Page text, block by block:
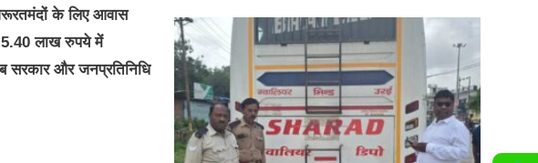
के लिए आवास
5.40 लाख रुपये में
और जनप्रतिनिधि